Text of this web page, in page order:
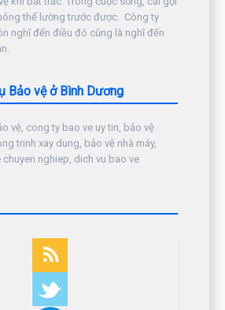
thể lường trước được. Công ty
nghĩ đến điều đó cũng là nghĩ đến
Bảo vệ ở Bình Dương
vệ, cong ty bao ve uy tin, bảo vệ
trinh xay dung, bảo vệ nhà máy,
chuyen nghiep, dich vu bao ve